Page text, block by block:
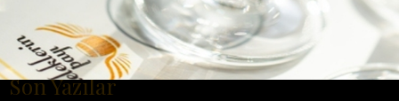
Son Yazılar